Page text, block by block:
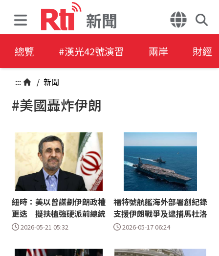
新聞
總覽 #漢光42號演習 兩岸 財經
::: / 新聞
#美國轟炸伊朗
紐時：美以曾謀劃伊朗政權
更迭 擬扶植強硬派前總統
2026-05-21 05:32
福特號航艦海外部署創紀錄
支援伊朗戰爭及逮捕馬杜洛
2026-05-17 06:24